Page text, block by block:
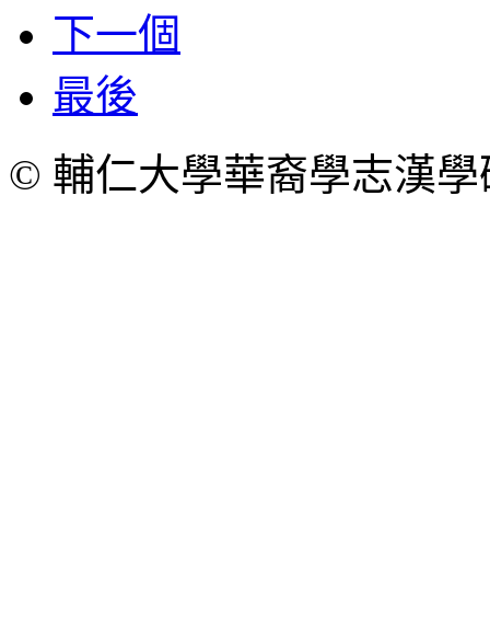
下一個
最後
© 輔仁大學華裔學志漢學